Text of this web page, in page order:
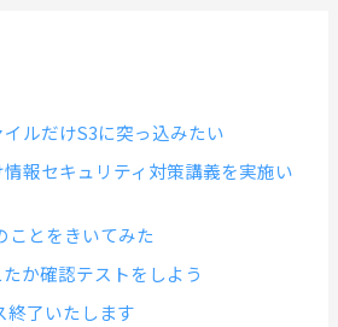
ルだけS3に突っ込みたい
情報セキュリティ対策講義を実施い
ことをきいてみた
か確認テストをしよう
終了いたします